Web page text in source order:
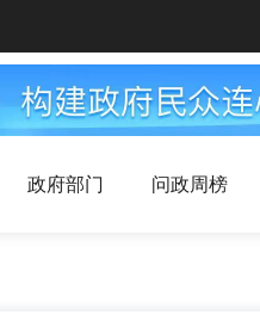
政府部门 问政周榜